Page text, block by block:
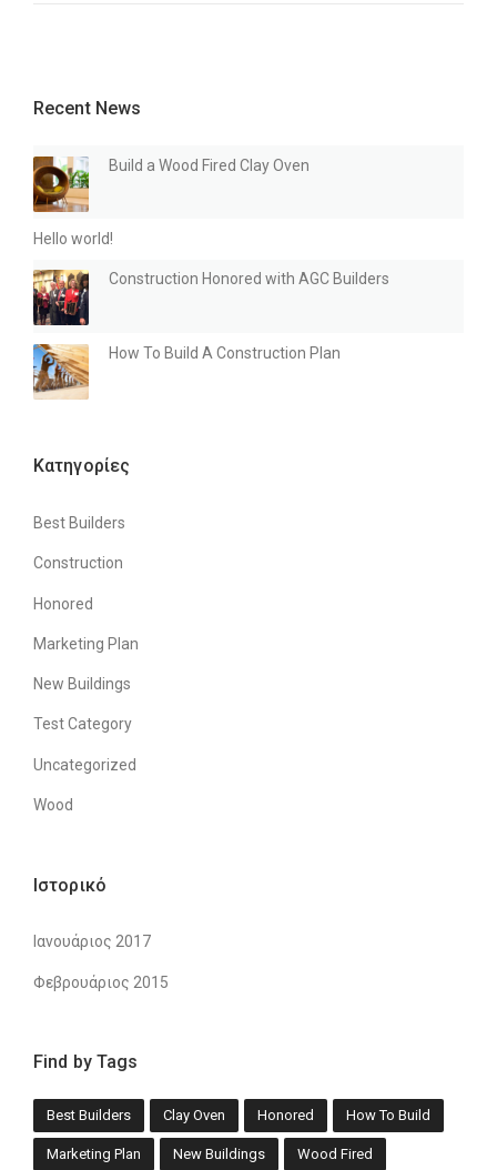
Recent News
Build a Wood Fired Clay Oven
Hello world!
Construction Honored with AGC Builders
How To Build A Construction Plan
Kατηγορίες
Best Builders
Construction
Honored
Marketing Plan
New Buildings
Test Category
Uncategorized
Wood
Ιστορικό
Ιανουάριος 2017
Φεβρουάριος 2015
Find by Tags
Best Builders Clay Oven Honored How To Build
Marketing Plan New Buildings Wood Fired